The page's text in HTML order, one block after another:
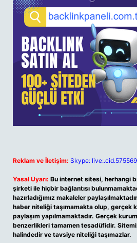
Reklam ve İletişim: Skype:
Yasal Uyarı: Bu internet sitesi, herhangi
şirketi ile hiçbir bağlantısı
hazırladığımız makaleler
haber niteliği taşımamakta olup, gerçek
paylaşım yapılmamaktadır. Gerçek
benzerlikleri tamamen tesadüfidir.
halindedir ve tavsiye niteliği taşımazlar.